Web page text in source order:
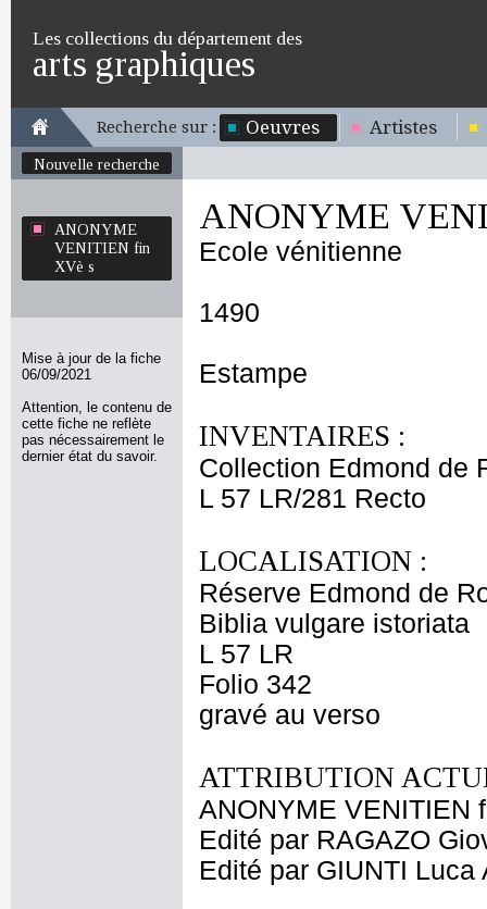
Les collections du département des
arts graphiques
Recherche sur : Oeuvres Artistes
Nouvelle recherche
ANONYME
VENITIEN fin
XVè s
Mise à jour de la fiche
06/09/2021
Attention, le contenu de
cette fiche ne reflète
pas nécessairement le
dernier état du savoir.
ANONYME
Ecole vénitienne
1490
Estampe
INVENTAIRES :
Collection Edmond de
L 57 LR/281 Recto
LOCALISATION :
Réserve Edmond de
Biblia vulgare istoriata
L 57 LR
Folio 342
gravé au verso
ATTRIBUTION
ANONYME VENITIEN
Edité par RAGAZO
Edité par GIUNTI Luca